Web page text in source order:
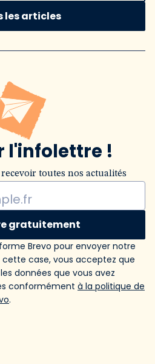
les articles
l'infolettre !
toutes nos actualités
gratuitement
Brevo pour envoyer notre
case, vous acceptez que
données que vous avez
conformément à la politique de
.